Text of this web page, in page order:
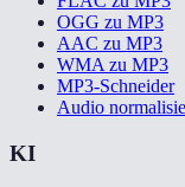
OGG zu MP3
AAC zu MP3
WMA zu MP3
MP3-Schneider
Audio
KI